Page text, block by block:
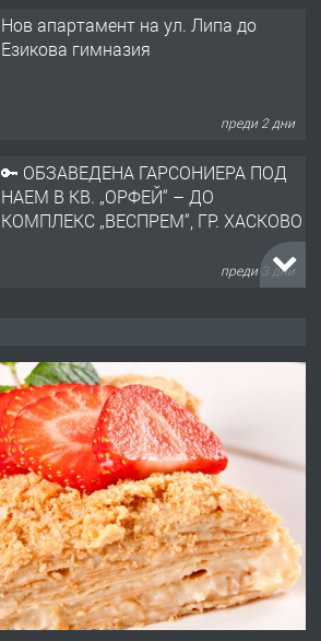
Нов апартамент на ул. Липа до
Езикова гимназия
преди 2 дни
🔑 ОБЗАВЕДЕНА ГАРСОНИЕРА ПОД
НАЕМ В КВ. „ОРФЕЙ“ – ДО
КОМПЛЕКС „ВЕСПРЕМ“, ГР. ХАСКОВО
преди 3 дни
АПАРТАМЕНТ В ЦЕНТЪРА НА ГР.
ХАСКОВО
Давам гараж под наем
преди 4 дни
№4120 Магазин/Офис под наем в кв.